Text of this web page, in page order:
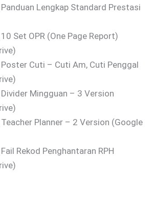
Panduan Lengkap Standard Prestasi
10 Set OPR (One Page Report)
Poster Cuti – Cuti Am, Cuti Penggal
Divider Mingguan – 3 Version
Teacher Planner – 2 Version (Google
Fail Rekod Penghantaran RPH